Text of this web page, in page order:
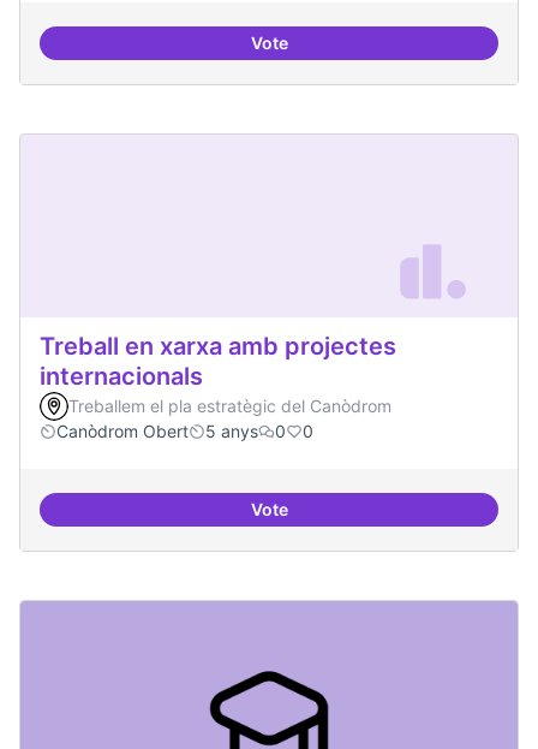
VoteTrobades democràtiques
Treball en xarxa amb projectes
internacionals
Treballem el pla estratègic del Canòdrom
Canòdrom Obert
5 anys 0 0
VoteTreball en xarxa amb projectes